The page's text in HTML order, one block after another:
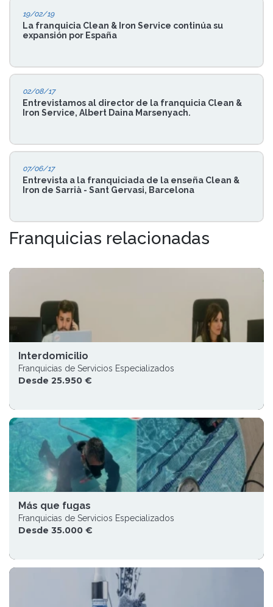
19/02/19
La franquicia Clean & Iron Service continúa su
expansión por España
02/08/17
Entrevistamos al director de la franquicia Clean &
Iron Service, Albert Daina Marsenyach.
07/06/17
Entrevista a la franquiciada de la enseña Clean &
Iron de Sarrià - Sant Gervasi, Barcelona
Franquicias relacionadas
Interdomicilio
Franquicias de Servicios Especializados
Desde 25.950 €
Más que fugas
Franquicias de Servicios Especializados
Desde 35.000 €